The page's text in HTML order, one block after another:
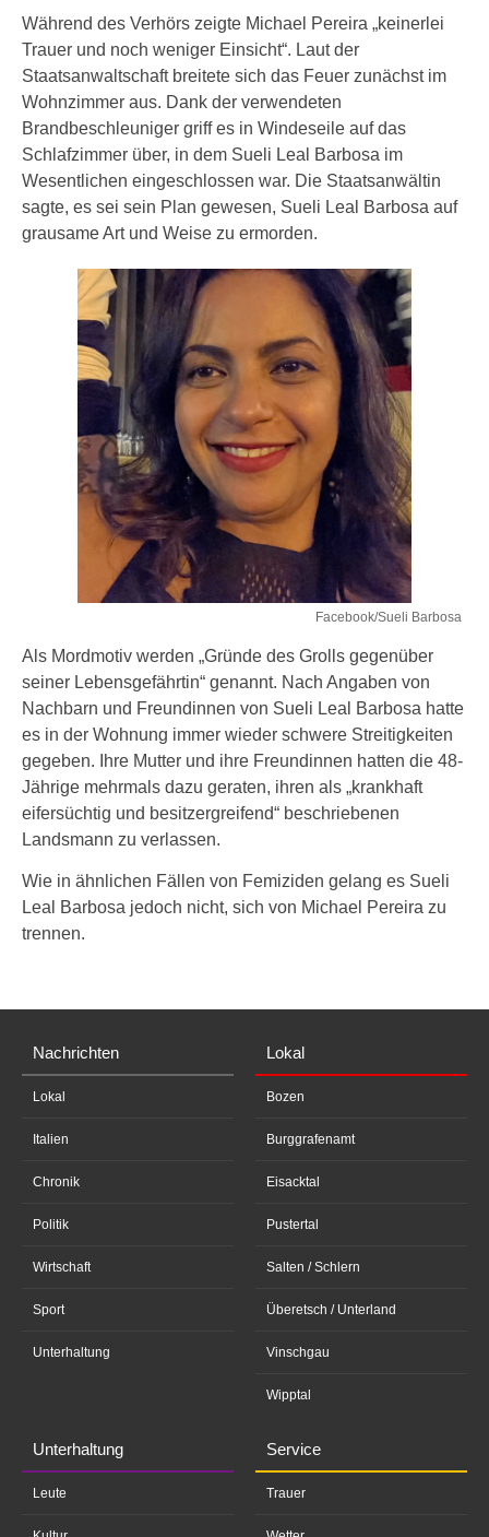
Während des Verhörs zeigte Michael Pereira „keinerlei
Trauer und noch weniger Einsicht“. Laut der
Staatsanwaltschaft breitete sich das Feuer zunächst im
Wohnzimmer aus. Dank der verwendeten
Brandbeschleuniger griff es in Windeseile auf das
Schlafzimmer über, in dem Sueli Leal Barbosa im
Wesentlichen eingeschlossen war. Die Staatsanwältin
sagte, es sei sein Plan gewesen, Sueli Leal Barbosa auf
grausame Art und Weise zu ermorden.
Facebook/Sueli Barbosa
Als Mordmotiv werden „Gründe des Grolls gegenüber
seiner Lebensgefährtin“ genannt. Nach Angaben von
Nachbarn und Freundinnen von Sueli Leal Barbosa hatte
es in der Wohnung immer wieder schwere Streitigkeiten
gegeben. Ihre Mutter und ihre Freundinnen hatten die 48-
Jährige mehrmals dazu geraten, ihren als „krankhaft
eifersüchtig und besitzergreifend“ beschriebenen
Landsmann zu verlassen.
Wie in ähnlichen Fällen von Femiziden gelang es Sueli
Leal Barbosa jedoch nicht, sich von Michael Pereira zu
trennen.
Nachrichten
Lokal
Italien
Chronik
Politik
Wirtschaft
Sport
Unterhaltung
Lokal
Bozen
Burggrafenamt
Eisacktal
Pustertal
Salten / Schlern
Überetsch / Unterland
Vinschgau
Wipptal
Unterhaltung
Leute
Service
Trauer